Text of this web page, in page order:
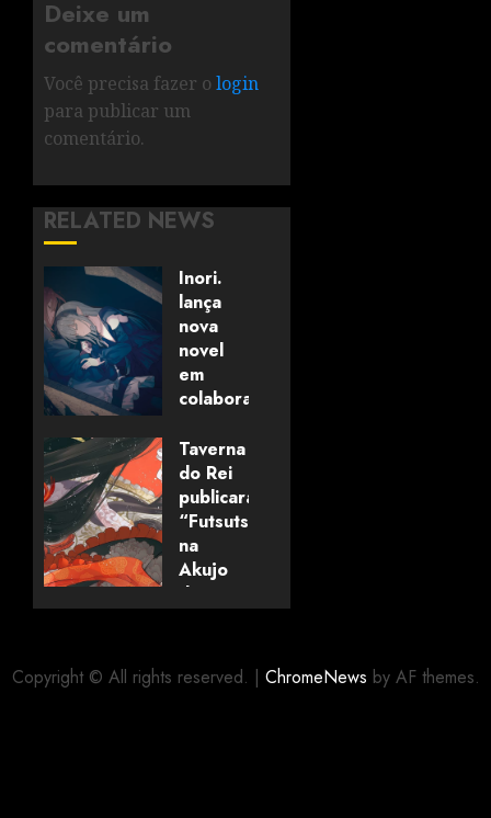
Deixe um
comentário
Você precisa fazer o login
para publicar um
comentário.
RELATED NEWS
Inori.
lança
nova
novel
em
colaboração
editora
alemã
06/08/2026
0
Taverna
do Rei
publicará
“Futsutsuka
na
Akujo
dewa
(mangá)
Copyright © All rights reserved. | ChromeNews by AF themes.